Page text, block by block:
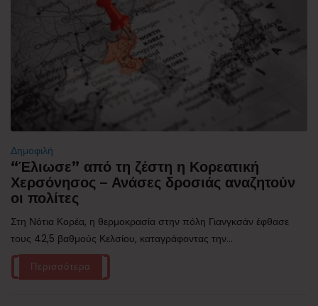
Δημοφιλή
“Έλιωσε” από τη ζέστη η Κορεατική
Χερσόνησος – Ανάσες δροσιάς αναζητούν
οι πολίτες
Στη Νότια Κορέα, η θερμοκρασία στην πόλη Γιανγκσάν έφθασε
τους 42,5 βαθμούς Κελσίου, καταγράφοντας την...
Περισσότερα